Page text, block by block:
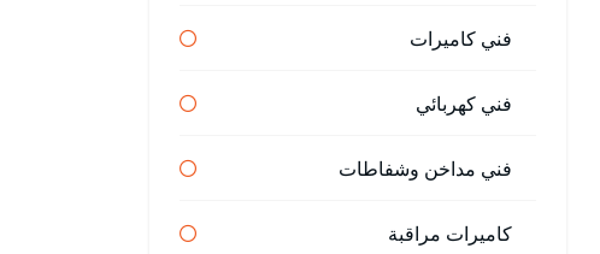
فني كاميرات
فني كهربائي
فني مداخن وشفاطات
كاميرات مراقبة